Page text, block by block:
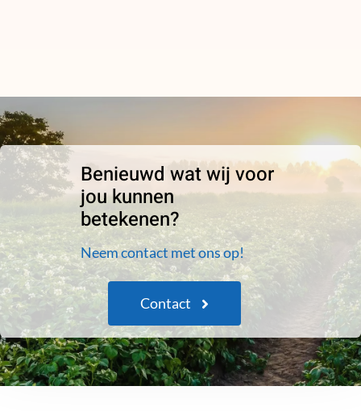
Benieuwd wat wij voor
jou kunnen
betekenen?
Neem contact met ons op!
Contact